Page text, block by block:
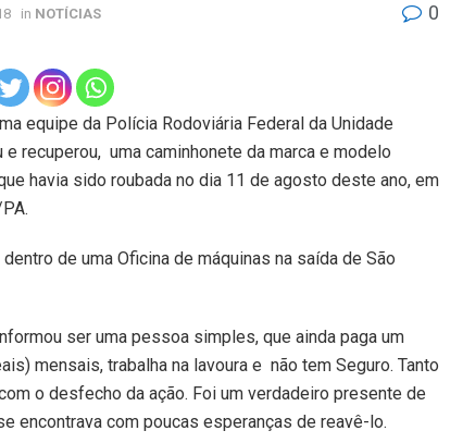
in NOTÍCIAS 0
equipe da Polícia Rodoviária Federal da Unidade
recuperou, uma caminhonete da marca e modelo
havia sido roubada no dia 11 de agosto deste ano, em
de uma Oficina de máquinas na saída de São
ser uma pessoa simples, que ainda paga um
mensais, trabalha na lavoura e não tem Seguro. Tanto
o desfecho da ação. Foi um verdadeiro presente de
encontrava com poucas esperanças de reavê-lo.